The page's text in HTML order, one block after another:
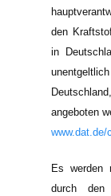
den
in
angeboten
www.dat.de/
Es werden
durch